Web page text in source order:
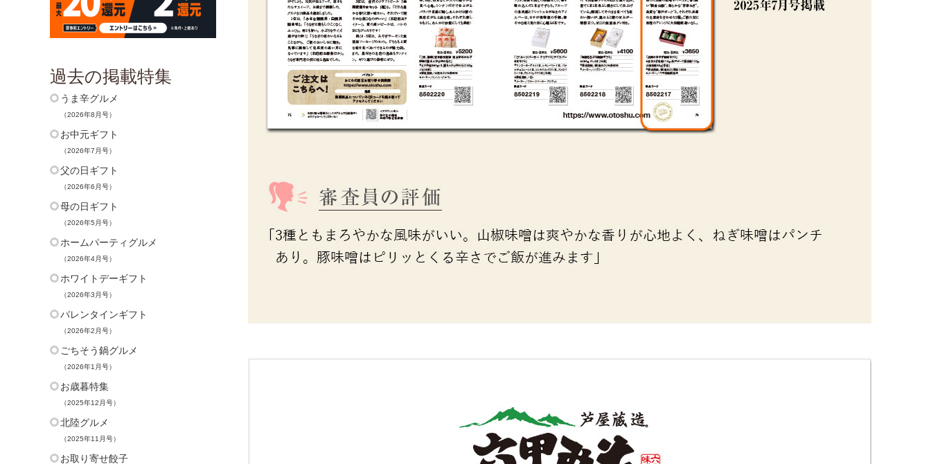
過去の掲載特集
うま辛グルメ
（2026年8月号）
お中元ギフト
（2026年7月号）
父の日ギフト
（2026年6月号）
母の日ギフト
（2026年5月号）
ホームパーティグルメ
（2026年4月号）
ホワイトデーギフト
（2026年3月号）
バレンタインギフト
（2026年2月号）
ごちそう鍋グルメ
（2026年1月号）
お歳暮特集
（2025年12月号）
北陸グルメ
（2025年11月号）
お取り寄せ餃子